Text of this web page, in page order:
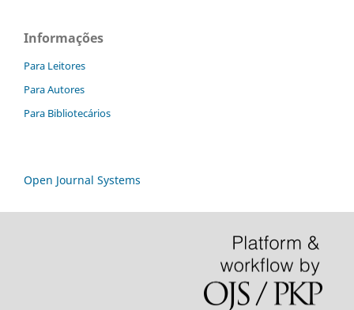
Informações
Para Leitores
Para Autores
Para Bibliotecários
Open Journal Systems